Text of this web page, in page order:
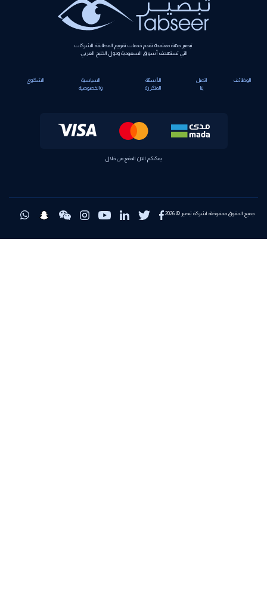
تبصير جهة معتمدة تقدم خدمات تقويم المطابقة للشركات
التي تستهدف أسواق السعودية ودول الخليج العربي.
الوظائف
اتصل
الأسئلة
المتكررة
السياسية
والخصوصية
الشكاوي
يمكنكم الان الدفع من خلال
جميع الحقوق محفوظة لشركة تبصير © 2026.